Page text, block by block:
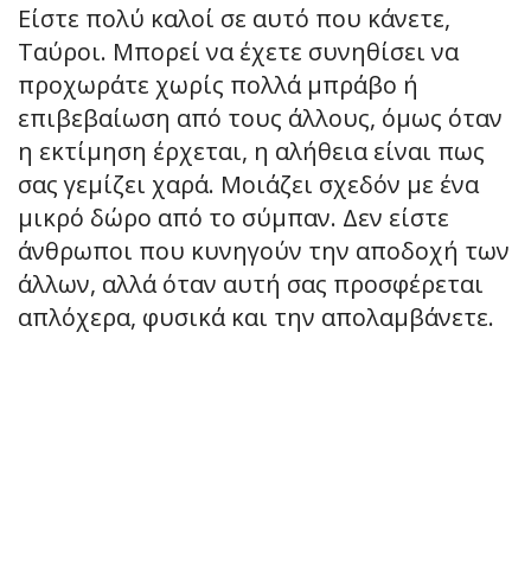
Είστε πολύ καλοί σε αυτό που κάνετε,
Ταύροι. Μπορεί να έχετε συνηθίσει να
προχωράτε χωρίς πολλά μπράβο ή
επιβεβαίωση από τους άλλους, όμως όταν
η εκτίμηση έρχεται, η αλήθεια είναι πως
σας γεμίζει χαρά. Μοιάζει σχεδόν με ένα
μικρό δώρο από το σύμπαν. Δεν είστε
άνθρωποι που κυνηγούν την αποδοχή των
άλλων, αλλά όταν αυτή σας προσφέρεται
απλόχερα, φυσικά και την απολαμβάνετε.